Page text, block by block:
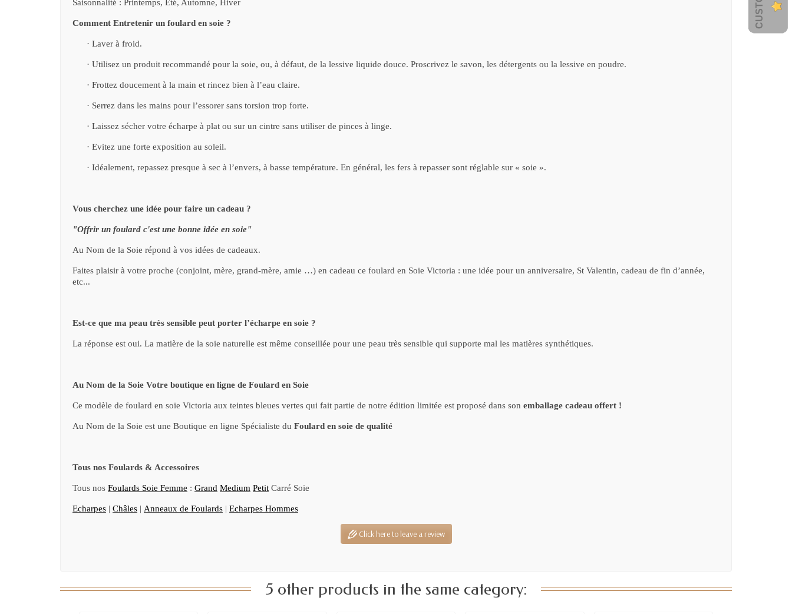
Saisonnalité : Printemps, Eté, Automne, Hiver
Comment Entretenir un foulard en soie ?
· Laver à froid.
· Utilisez un produit recommandé pour la soie, ou, à défaut, de la lessive liquide douce. Proscrivez le savon, les détergents ou la lessive en poudre.
· Frottez doucement à la main et rincez bien à l’eau claire.
· Serrez dans les mains pour l’essorer sans torsion trop forte.
· Laissez sécher votre écharpe à plat ou sur un cintre sans utiliser de pinces à linge.
· Evitez une forte exposition au soleil.
· Idéalement, repassez presque à sec à l’envers, à basse température. En général, les fers à repasser sont réglable sur « soie ».
Vous cherchez une idée pour faire un cadeau ?
"Offrir un foulard c'est une bonne idée en soie"
Au Nom de la Soie répond à vos idées de cadeaux.
Faites plaisir à votre proche (conjoint, mère, grand-mère, amie …) en cadeau ce foulard en Soie Victoria : une idée pour un anniversaire, St Valentin, cadeau de fin d’année,
etc...
Est-ce que ma peau très sensible peut porter l’écharpe en soie ?
La réponse est oui. La matière de la soie naturelle est même conseillée pour une peau très sensible qui supporte mal les matières synthétiques.
Au Nom de la Soie Votre boutique en ligne de Foulard en Soie
Ce modèle de foulard en soie Victoria aux teintes bleues vertes qui fait partie de notre édition limitée est proposé dans son emballage cadeau offert !
Au Nom de la Soie est une Boutique en ligne Spécialiste du Foulard en soie de qualité
Tous nos Foulards & Accessoires
Tous nos Foulards Soie Femme : Grand Medium Petit Carré Soie
Echarpes | Châles | Anneaux de Foulards | Echarpes Hommes
Click here to leave a review
5 other products in the same category: